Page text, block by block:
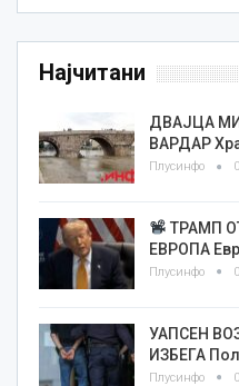
Најчитани
ДВАЈЦА
ВАРДАР
Плусинфо
ТРАМП
ЕВРОПА
Плусинфо
УАПСЕН
ИЗБЕГА
Плусинфо